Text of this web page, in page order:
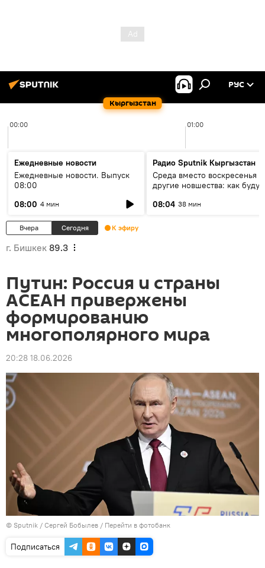
Кыргызстан
РУС
00:00 01:00
Ежедневные новости
Ежедневные новости. Выпуск
08:00
08:00 4 мин
Радио Sputnik Кыргызстан
Среда вместо воскресенья и
другие новшества: как будут
08:04 38 мин
Вчера Сегодня К эфиру
г. Бишкек 89.3
Путин: Россия и страны
АСЕАН привержены
формированию
многополярного мира
20:28 18.06.2026
© Sputnik / Сергей Бобылев / Перейти в фотобанк
Подписаться